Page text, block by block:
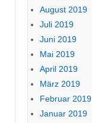
August 2019
Juli 2019
Juni 2019
Mai 2019
April 2019
März 2019
Februar 2019
Januar 2019